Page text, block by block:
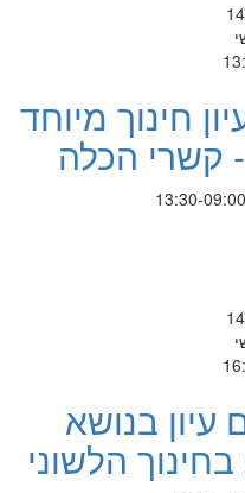
חינוך מיוחד
- קשרי הכלה
עיון בנושא
הלשוני